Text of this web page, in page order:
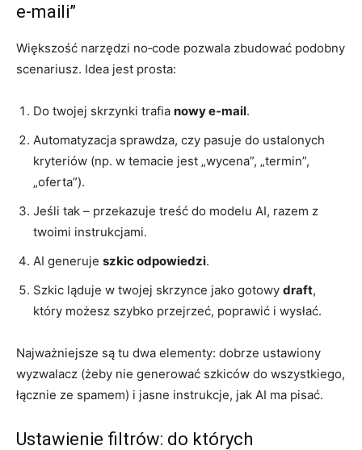
e‑maili”
Większość narzędzi no‑code pozwala zbudować podobny
scenariusz. Idea jest prosta:
Do twojej skrzynki trafia nowy e‑mail.
Automatyzacja sprawdza, czy pasuje do ustalonych
kryteriów (np. w temacie jest „wycena”, „termin”,
„oferta”).
Jeśli tak – przekazuje treść do modelu AI, razem z
twoimi instrukcjami.
AI generuje szkic odpowiedzi.
Szkic ląduje w twojej skrzynce jako gotowy draft,
który możesz szybko przejrzeć, poprawić i wysłać.
Najważniejsze są tu dwa elementy: dobrze ustawiony
wyzwalacz (żeby nie generować szkiców do wszystkiego,
łącznie ze spamem) i jasne instrukcje, jak AI ma pisać.
Ustawienie filtrów: do których